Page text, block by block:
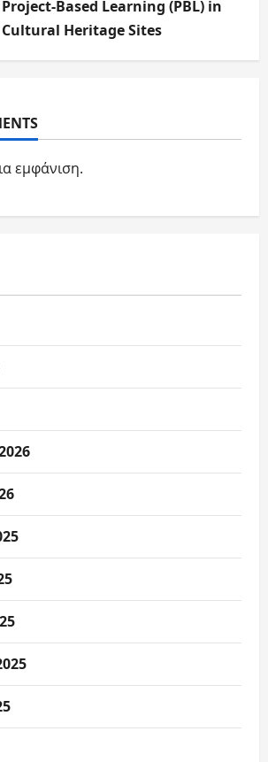
Based Learning (PBL) in
Heritage Sites
εμφάνιση.